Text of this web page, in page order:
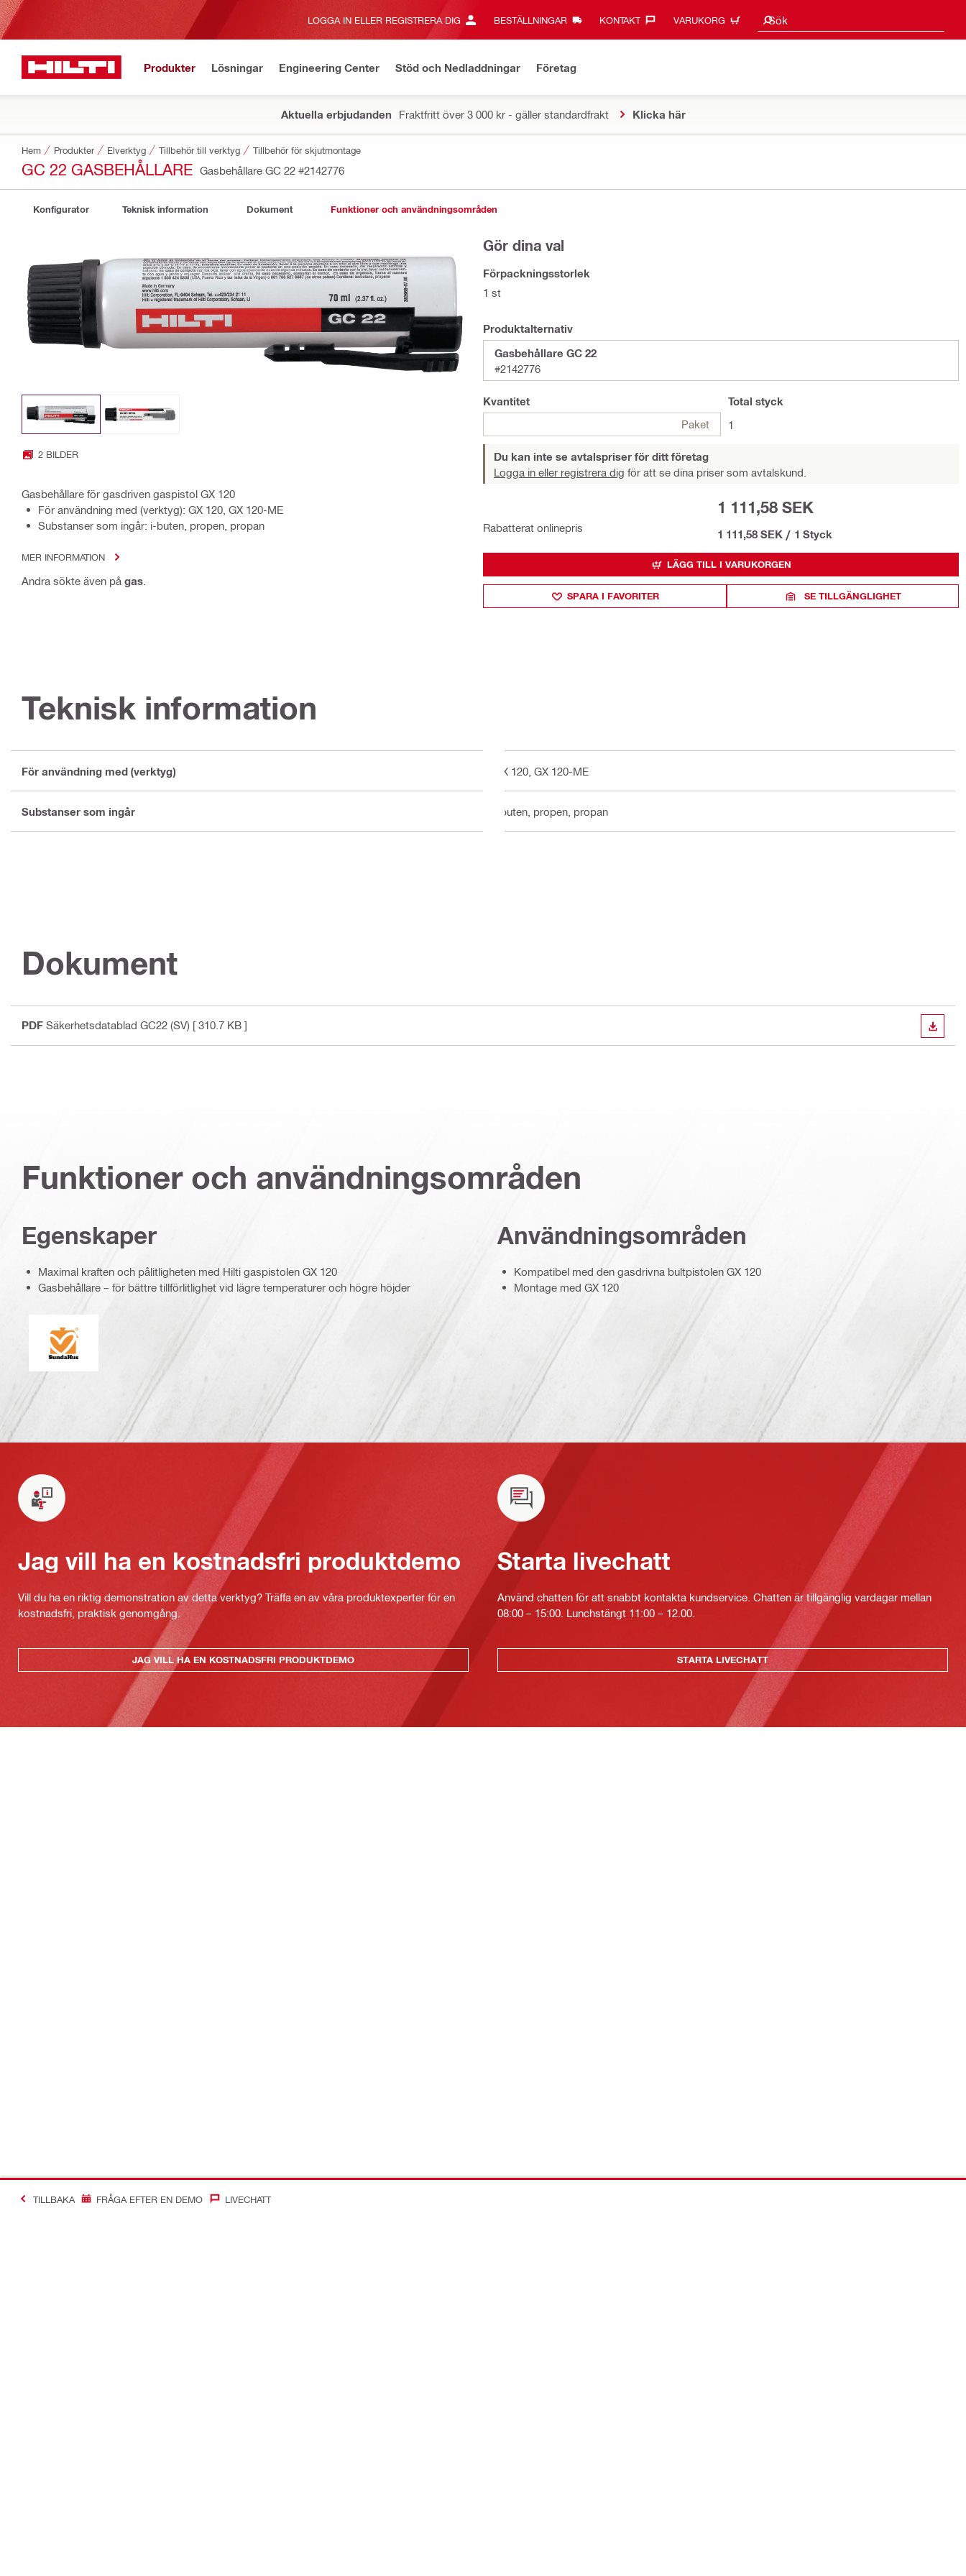
LOGGA IN ELLER REGISTRERA DIG BESTÄLLNINGAR KONTAKT‎ VARUKORG Sök
Sökförslag
Produkter Lösningar Engineering Center Stöd och Nedladdningar Företag
Aktuella erbjudanden Fraktfritt över 3 000 kr - gäller standardfrakt Klicka här
Hem Produkter Elverktyg Tillbehör till verktyg Tillbehör för skjutmontage
GC 22 GASBEHÅLLARE Gasbehållare GC 22 #2142776
Konfigurator Teknisk information Dokument Funktioner och användningsområden
2 BILDER
Gasbehållare för gasdriven gaspistol GX 120
För användning med (verktyg): GX 120, GX 120-ME
Substanser som ingår: i-buten, propen, propan
MER INFORMATION
Andra sökte även på gas
Gör dina val
Förpackningsstorlek
1 st
Produktalternativ
Gasbehållare GC 22
#2142776
Kvantitet
Paket
Total styck
1
Du kan inte se avtalspriser för ditt företag
Logga in eller registrera dig för att se dina priser som avtalskund.
Rabatterat onlinepris
1 111,58 SEK
1 111,58 SEK / 1 Styck
LÄGG TILL I VARUKORGEN
SPARA I FAVORITER SE TILLGÄNGLIGHET
Teknisk information
För användning med (verktyg) GX 120, GX 120-ME
Substanser som ingår i-buten, propen, propan
Dokument
PDF Säkerhetsdatablad GC22 (SV) [ 310.7 KB ] LADDA
Funktioner och användningsområden
Egenskaper
Maximal kraften och pålitligheten med Hilti gaspistolen GX 120
Gasbehållare – för bättre tillförlitlighet vid lägre temperaturer och högre höjder
SundaHus
Användningsområden
Kompatibel med den gasdrivna bultpistolen GX 120
Montage med GX 120
Jag vill ha en kostnadsfri produktdemo
Vill du ha en riktig demonstration av detta verktyg? Träffa en av våra produktexperter för en
kostnadsfri, praktisk genomgång.
JAG VILL HA EN KOSTNADSFRI PRODUKTDEMO
Starta livechatt
Använd chatten för att snabbt kontakta kundservice. Chatten är tillgänglig vardagar mellan
08:00 – 15:00. Lunchstängt 11:00 – 12.00.
STARTA LIVECHATT
TILLBAKA FRÅGA EFTER EN DEMO LIVECHATT